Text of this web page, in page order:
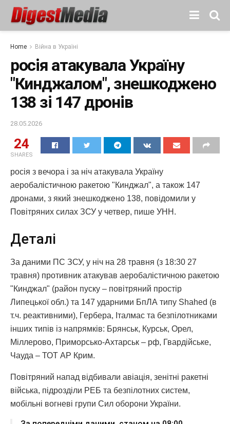
Home Війна в Україні
росія атакувала Україну
"Кинджалом", знешкоджено
138 зі 147 дронів
28.05.2026
24
SHARES
росія з вечора і за ніч атакувала Україну
аеробалістичною ракетою "Кинджал", а також 147
дронами, з який знешкоджено 138, повідомили у
Повітряних силах ЗСУ у четвер, пише УНН.
Деталі
За даними ПС ЗСУ, у ніч на 28 травня (з 18:30 27
травня) противник атакував аеробалістичною ракетою
"Кинджал" (район пуску – повітряний простір
Липецької обл.) та 147 ударними БпЛА типу Shahed (в
т.ч. реактивними), Гербера, Італмас та безпілотниками
інших типів із напрямків: Брянськ, Курськ, Орел,
Міллерово, Приморсько-Ахтарськ – рф, Гвардійське,
Чауда – ТОТ АР Крим.
Повітряний напад відбивали авіація, зенітні ракетні
війська, підрозділи РЕБ та безпілотних систем,
мобільні вогневі групи Сил оборони України.